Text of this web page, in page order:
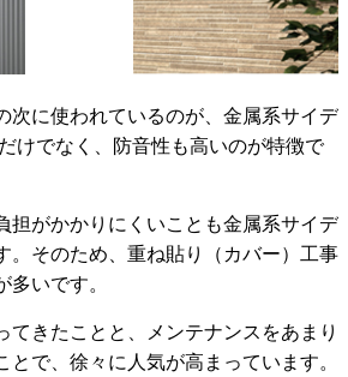
次に使われているのが、金属系サイデ
けでなく、防音性も高いのが特徴で
担がかかりにくいことも金属系サイデ
。そのため、重ね貼り（カバー）工事
いです。
てきたことと、メンテナンスをあまり
で、徐々に人気が高まっています。